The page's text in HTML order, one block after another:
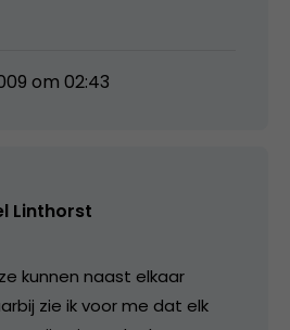
om 02:43
Linthorst
kunnen naast elkaar
zie ik voor me dat elk